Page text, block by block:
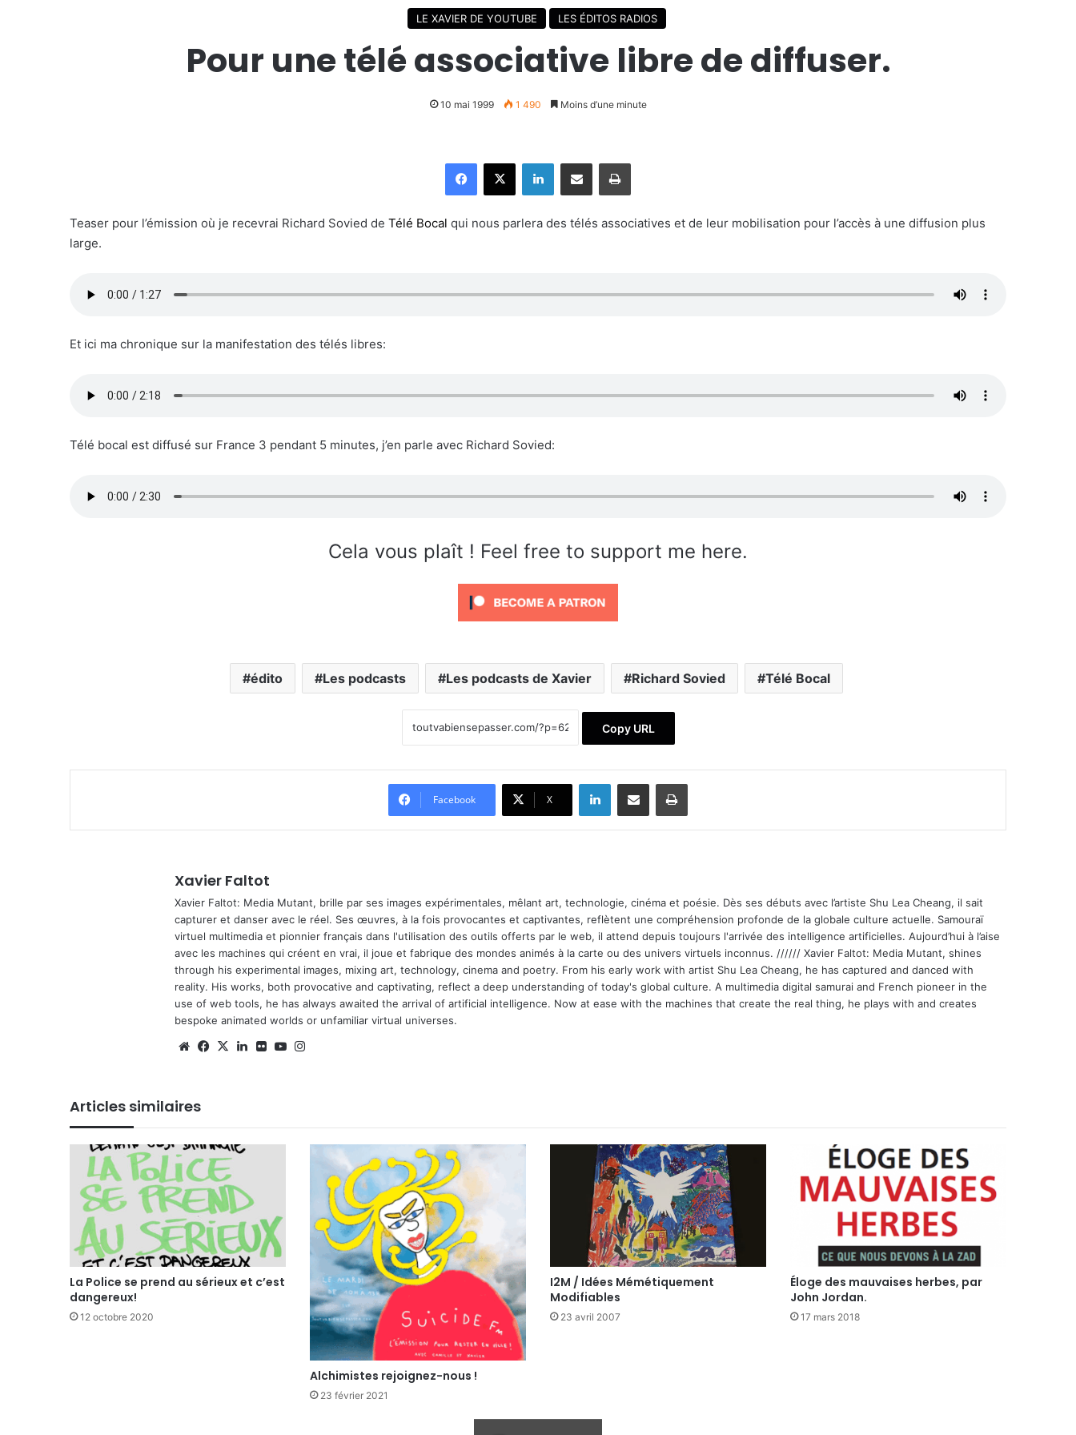
LE XAVIER DE YOUTUBE LES ÉDITOS RADIOS
Pour une télé associative libre de diffuser.
10 mai 1999 1 490 Moins d’une minute
Facebook
X LinkedinPartager par email Imprimer
Teaser pour l’émission où je recevrai Richard Sovied de Télé Bocal qui nous parlera des télés associatives et de leur mobilisation pour l’accès à une diffusion plus
large.
Et ici ma chronique sur la manifestation des télés libres:
Télé bocal est diffusé sur France 3 pendant 5 minutes, j’en parle avec Richard Sovied:
Cela vous plaît ! Feel free to support me here.
édito Les podcasts Les podcasts de Xavier Richard Sovied Télé Bocal
Copy URL
Facebook X
LinkedinPartager par email Imprimer
Xavier Faltot
Xavier Faltot: Media Mutant, brille par ses images expérimentales, mêlant art, technologie, cinéma et poésie. Dès ses débuts avec l’artiste Shu Lea Cheang, il sait
capturer et danser avec le réel. Ses œuvres, à la fois provocantes et captivantes, reflètent une compréhension profonde de la globale culture actuelle. Samouraï
virtuel multimedia et pionnier français dans l'utilisation des outils offerts par le web, il attend depuis toujours l'arrivée des intelligence artificielles. Aujourd’hui à l’aise
avec les machines qui créent en vrai, il joue et fabrique des mondes animés à la carte ou des univers virtuels inconnus. ////// Xavier Faltot: Media Mutant, shines
through his experimental images, mixing art, technology, cinema and poetry. From his early work with artist Shu Lea Cheang, he has captured and danced with
reality. His works, both provocative and captivating, reflect a deep understanding of today's global culture. A multimedia digital samurai and French pioneer in the
use of web tools, he has always awaited the arrival of artificial intelligence. Now at ease with the machines that create the real thing, he plays with and creates
bespoke animated worlds or unfamiliar virtual universes.
WebsiteFacebook
X Linkedin
FlickrYouTube
Articles similaires
La Police se prend au sérieux et c’est
dangereux!
12 octobre 2020
Alchimistes rejoignez-nous !
23 février 2021
I2M / Idées Mémétiquement
Modifiables
23 avril 2007
Éloge des mauvaises herbes, par
John Jordan.
17 mars 2018